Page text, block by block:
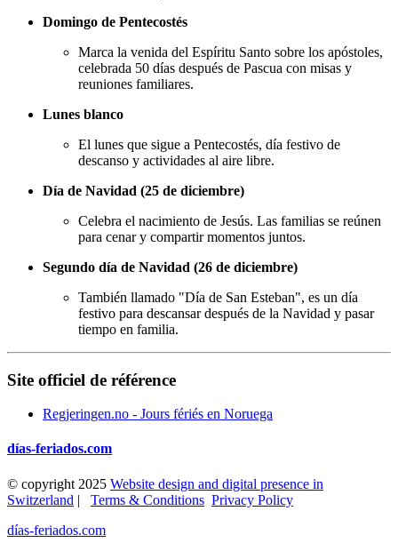
Domingo de Pentecostés
Marca la venida del Espíritu Santo sobre los apóstoles,
celebrada 50 días después de Pascua con misas y
reuniones familiares.
Lunes blanco
El lunes que sigue a Pentecostés, día festivo de
descanso y actividades al aire libre.
Día de Navidad (25 de diciembre)
Celebra el nacimiento de Jesús. Las familias se reúnen
para cenar y compartir momentos juntos.
Segundo día de Navidad (26 de diciembre)
También llamado "Día de San Esteban", es un día
festivo para descansar después de la Navidad y pasar
tiempo en familia.
Site officiel de référence
Regjeringen.no - Jours fériés en Noruega
días-feriados.com
© copyright 2025 Website design and digital presence in
Switzerland | Terms & Conditions Privacy Policy
días-feriados.com